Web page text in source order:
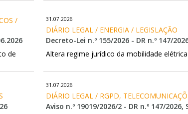
/
de
31.07.2026
DIÁRIO LEGAL / ENERGIA / LEGISLAÇÃO
Decreto-Lei n.º 155/2026 - DR n.º 147/
Altera regime jurídico da mobilidade elétrica
31.07.2026
DIÁRIO LEGAL / RGPD,
Aviso n.º 19019/2026/2 - DR n.º 147/2026,